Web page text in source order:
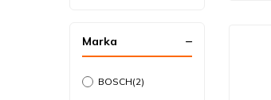
Marka
BOSCH(2)